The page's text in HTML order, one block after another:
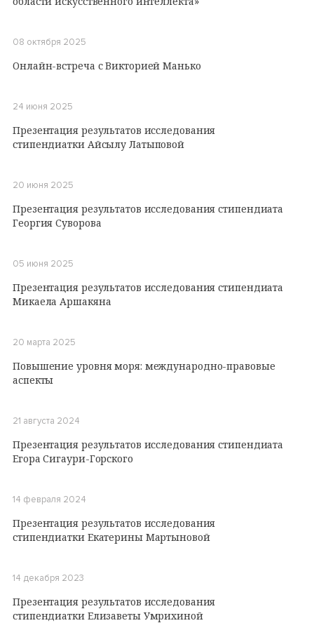
08 октября 2025
Онлайн-встреча с Викторией Манько
24 июня 2025
Презентация результатов исследования
стипендиатки Айсылу Латыповой
20 июня 2025
Презентация результатов исследования стипендиата
Георгия Суворова
05 июня 2025
Презентация результатов исследования стипендиата
Микаела Аршакяна
20 марта 2025
Повышение уровня моря: международно-правовые
аспекты
21 августа 2024
Презентация результатов исследования стипендиата
Егора Сигаури-Горского
14 февраля 2024
Презентация результатов исследования
стипендиатки Екатерины Мартыновой
14 декабря 2023
Презентация результатов исследования
стипендиатки Елизаветы Умрихиной